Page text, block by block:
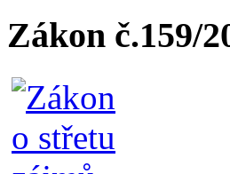
Zákon č.159/